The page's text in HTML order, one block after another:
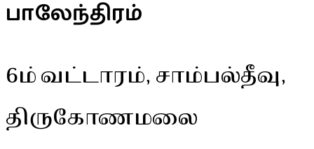
பாலேந்திரம்
6ம் வட்டாரம், சாம்பல்தீவு,
திருகோணமலை